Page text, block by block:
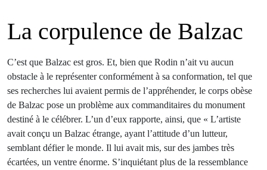
La corpulence de Balzac
C’est que Balzac est gros. Et, bien que Rodin n’ait vu aucun
obstacle à le représenter conformément à sa conformation, tel que
ses recherches lui avaient permis de l’appréhender, le corps obèse
de Balzac pose un problème aux commanditaires du monument
destiné à le célébrer. L’un d’eux rapporte, ainsi, que « L’artiste
avait conçu un Balzac étrange, ayant l’attitude d’un lutteur,
semblant défier le monde. Il lui avait mis, sur des jambes très
écartées, un ventre énorme. S’inquiétant plus de la ressemblance